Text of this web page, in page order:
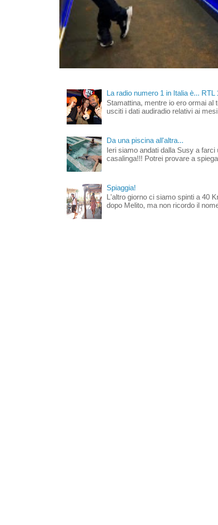
La radio numero 1 in Italia è... RTL
Stamattina, mentre io ero ormai al
usciti i dati audiradio relativi ai
Da una piscina all'altra...
Ieri siamo andati dalla Susy a
casalinga!!! Potrei provare a
Spiaggia!
L'altro giorno ci siamo spinti a 40
dopo Melito, ma non ricordo il